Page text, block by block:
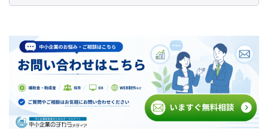
03番号は引き継げる？｜番号ポータビリティ
と“引っ越し時の注意点”を先に潰す
今の03番号をそのまま使う方法（番号ポータビリティの前
提条件）